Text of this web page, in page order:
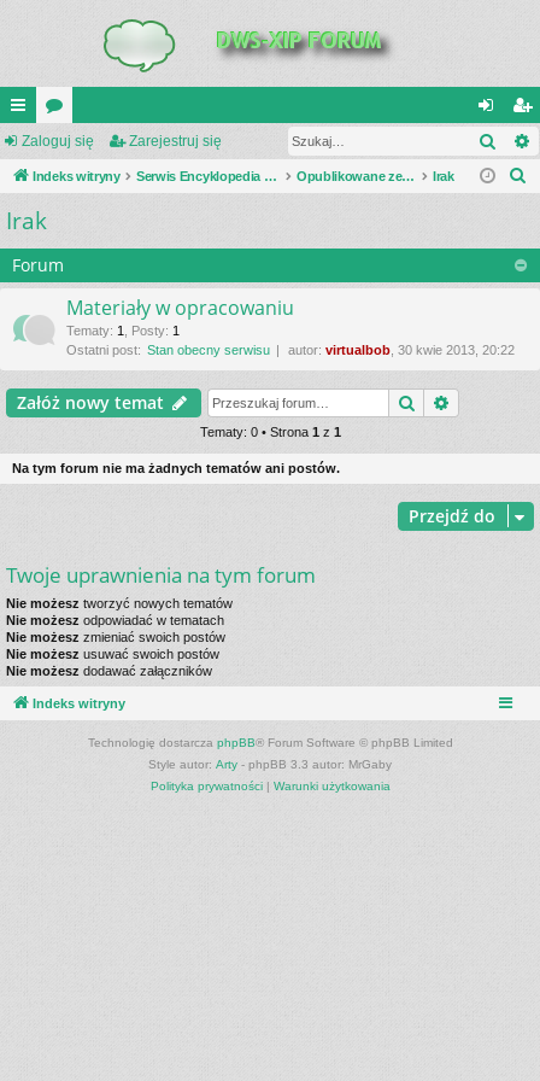
UI
C
K
_L
IN
K
or
a
al
og
si
ę
ar
ej
tru
j
Zaloguj się Zarejestruj się
Indeks witryny Serwis Encyklopedia Uzbrojenia Opublikowane zestawienia Irak
a
Irak
Forum
Materiały w opracowaniu
Tematy: 1 Posty: 1
Ostatni post: Stan obecny serwisu autor: virtualbob , 30 kwie 2013, 20:22
Załóż nowy temat Szukaj
Tematy: 0 • Strona 1z 1
Na tym forum nie ma żadnych tematów ani postów.
Przejdź do
Twoje uprawnienia na tym forum
Nie możesz tworzyć nowych tematów
Nie możesz odpowiadać w tematach
Nie możesz zmieniać swoich postów
Nie możesz usuwać swoich postów
Nie możesz dodawać załączników
Indeks witryny
Technologię dostarcza phpBB® Forum Software © phpBB Limited
Style autor: Arty - phpBB 3.3 autor: MrGaby
Polityka prywatności| Warunki użytkowania